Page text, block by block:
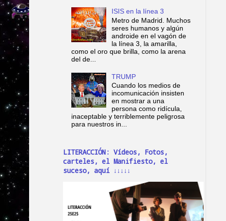
ISIS en la línea 3
Metro de Madrid. Muchos
seres humanos y algún
androide en el vagón de
la línea 3, la amarilla,
como el oro que brilla, como la arena
del de...
TRUMP
Cuando los medios de
incomunicación insisten
en mostrar a una
persona como ridícula,
inaceptable y terriblemente peligrosa
para nuestros in...
LITERACCIÓN: Vídeos, Fotos,
carteles, el Manifiesto, el
suceso, aquí ↓↓↓↓↓